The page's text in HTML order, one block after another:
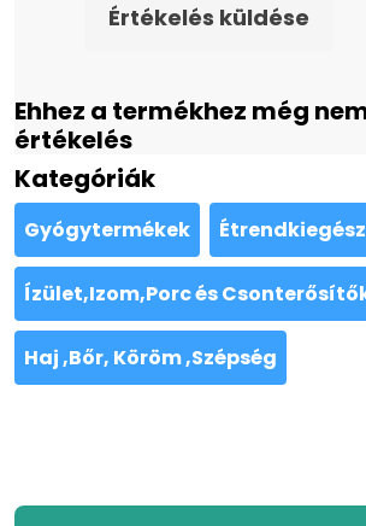
Értékelés küldése
Ehhez a termékhez még
értékelés
Kategóriák
Gyógytermékek
Ízület,Izom,Porc és
Haj ,Bőr, Köröm ,Szépség